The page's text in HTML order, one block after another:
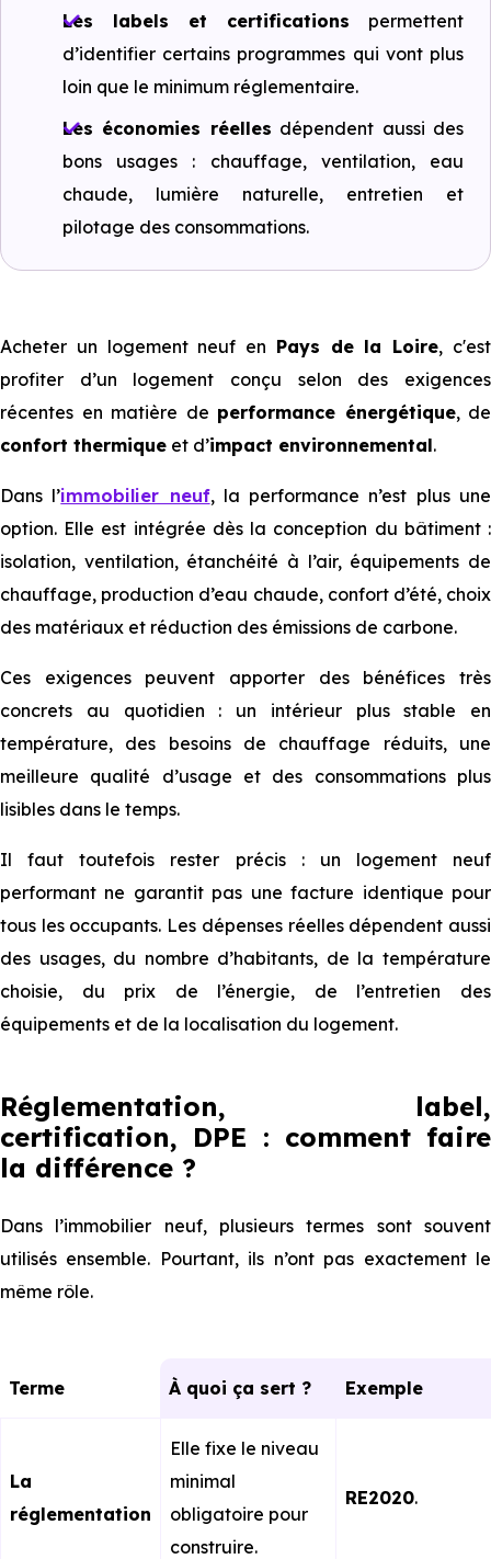
Les labels et certifications permettent
d’identifier certains programmes qui vont plus
loin que le minimum réglementaire.
Les économies réelles dépendent aussi des
bons usages : chauffage, ventilation, eau
chaude, lumière naturelle, entretien et
pilotage des consommations.
Acheter un logement neuf en Pays de la Loire, c'est
profiter d’un logement conçu selon des exigences
récentes en matière de performance énergétique, de
confort thermique et d’impact environnemental.
Dans l’immobilier neuf, la performance n’est plus une
option. Elle est intégrée dès la conception du bâtiment :
isolation, ventilation, étanchéité à l’air, équipements de
chauffage, production d’eau chaude, confort d’été, choix
des matériaux et réduction des émissions de carbone.
Ces exigences peuvent apporter des bénéfices très
concrets au quotidien : un intérieur plus stable en
température, des besoins de chauffage réduits, une
meilleure qualité d’usage et des consommations plus
lisibles dans le temps.
Il faut toutefois rester précis : un logement neuf
performant ne garantit pas une facture identique pour
tous les occupants. Les dépenses réelles dépendent aussi
des usages, du nombre d’habitants, de la température
choisie, du prix de l’énergie, de l’entretien des
équipements et de la localisation du logement.
Réglementation, label,
certification, DPE : comment faire
la différence ?
Dans l’immobilier neuf, plusieurs termes sont souvent
utilisés ensemble. Pourtant, ils n’ont pas exactement le
même rôle.
Terme À quoi ça sert ? Exemple
La
réglementation
Elle fixe le niveau
minimal
obligatoire pour
construire.
RE2020.